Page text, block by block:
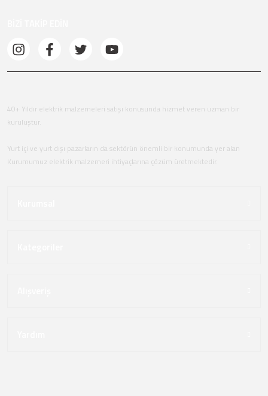
40+ Yıldır elektrik malzemeleri satışı konusunda hizmet veren uzman bir
kuruluştur.
Yurt içi ve yurt dışı pazarların da sektörün önemli bir konumunda yer alan
Kurumumuz elektrik malzemeri ihtiyaçlarına çözüm üretmektedir.